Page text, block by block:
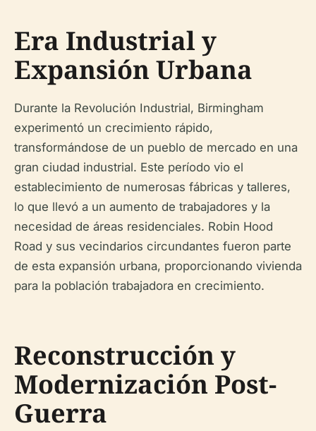
Era Industrial y
Expansión Urbana
Durante la Revolución Industrial, Birmingham
experimentó un crecimiento rápido,
transformándose de un pueblo de mercado en una
gran ciudad industrial. Este período vio el
establecimiento de numerosas fábricas y talleres,
lo que llevó a un aumento de trabajadores y la
necesidad de áreas residenciales. Robin Hood
Road y sus vecindarios circundantes fueron parte
de esta expansión urbana, proporcionando vivienda
para la población trabajadora en crecimiento.
Reconstrucción y
Modernización Post-
Guerra